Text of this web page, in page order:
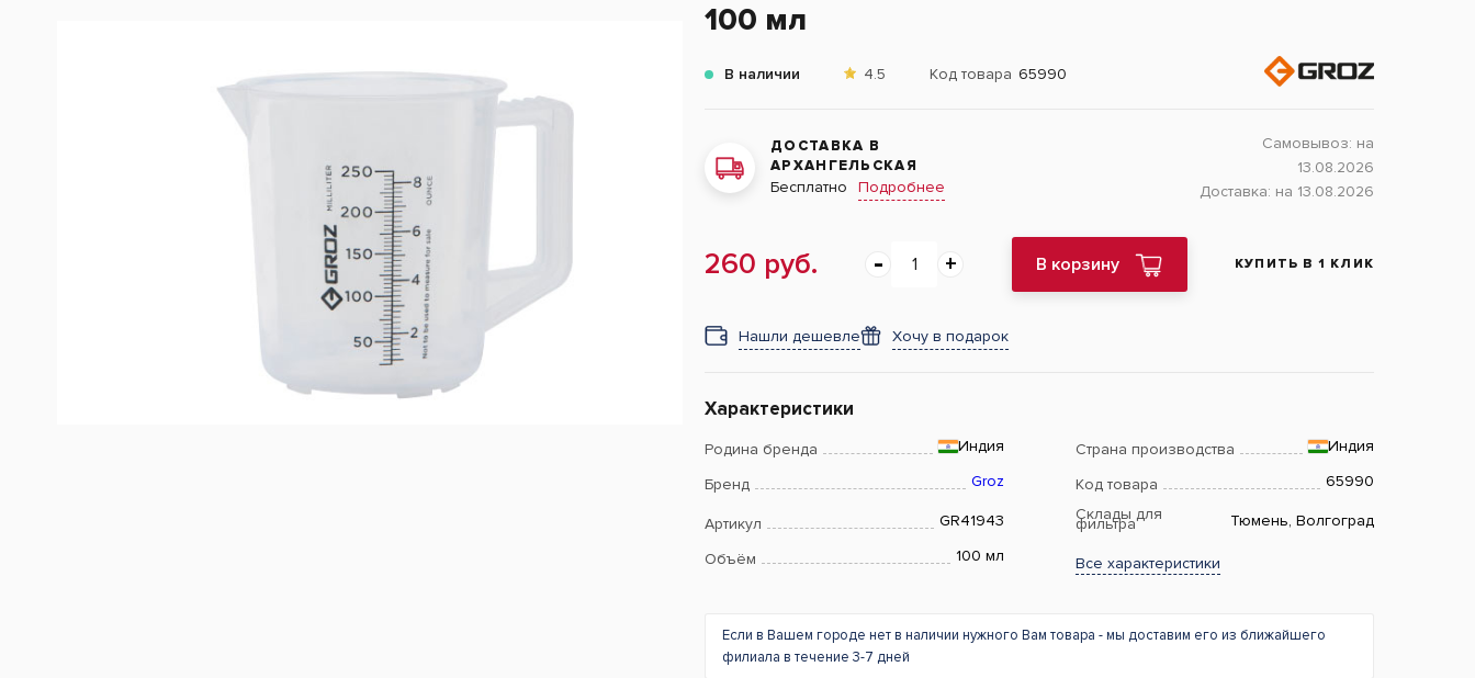
100 мл
В наличии 4.5 Код товара 65990
ДОСТАВКА В
АРХАНГЕЛЬСКАЯ
Бесплатно Подробнее
Самовывоз: на
13.08.2026
Доставка: на 13.08.2026
260 руб. В корзину КУПИТЬ В 1 КЛИК
Нашли дешевле Хочу в подарок
Характеристики
Родина бренда Индия Страна производства Индия
Бренд Groz Код товара 65990
Артикул GR41943 Склады для
фильтра Тюмень, Волгоград
Объём 100 мл Все характеристики
Если в Вашем городе нет в наличии нужного Вам товара - мы доставим его из ближайшего
филиала в течение 3-7 дней